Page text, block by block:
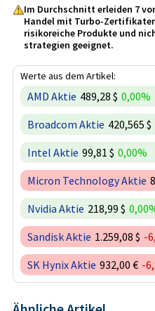
Im Durchschnitt erleiden 7
Handel mit Turbo-
risikoreiche Produkte und
strategien geeignet.
Werte aus dem Artikel:
AMD Aktie 489,28 $ 0,00%
Broadcom Aktie 420,565 $
Intel Aktie 99,81 $ 0,00%
Micron Technology Aktie
Nvidia Aktie 218,99 $
Sandisk Aktie 1.259,08 $ -
SK Hynix Aktie 932,00 € -